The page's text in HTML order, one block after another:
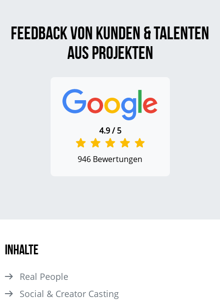
Feedback von Kunden & Talenten
aus Projekten
4.9 / 5
946 Bewertungen
Inhalte
Real People
Social & Creator Casting